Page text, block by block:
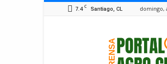
7.4 C Santiago, CL domingo,